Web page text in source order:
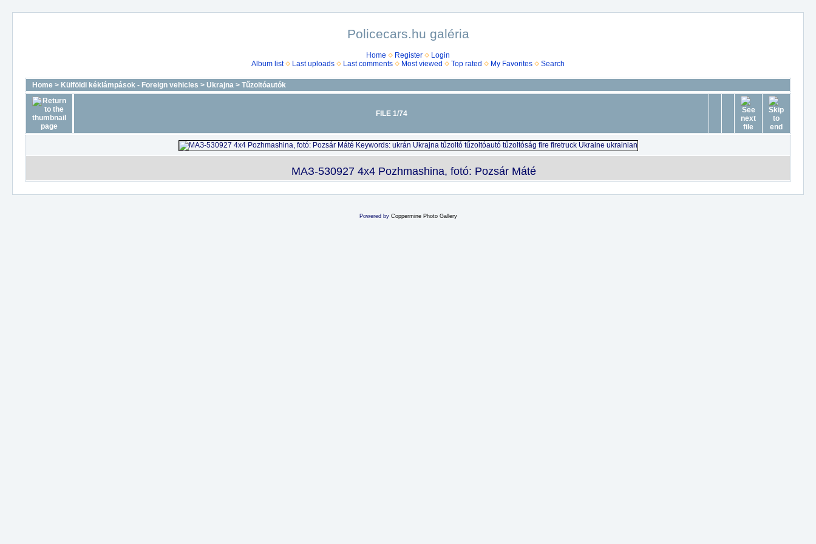
Policecars.hu galéria
Home Register
Login
Album list
Last uploads Last comments Most viewed Top rated My Favorites Search
Home > Külföldi kéklámpások - Foreign vehicles > Ukrajna > Tűzoltóautók
FILE 1/74
МАЗ-530927 4х4 Pozhmashina, fotó: Pozsár Máté
Powered by Coppermine Photo Gallery